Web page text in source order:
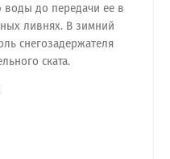
до передачи ее в
ливнях. В зимний
снегозадержателя
ската.